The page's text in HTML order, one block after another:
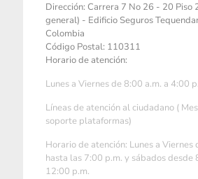
Dirección: Carrera 7 No 26 - 20 Piso
general) - Edificio Seguros
Colombia
Código Postal: 110311
Horario de atención:
Lunes a Viernes de 8:00 a.m. a 4:00
Líneas de atención al ciudadano (
soporte plataformas)
Horario de atención: Lunes a Viernes
hasta las 7:00 p.m. y sábados desde
12:00 p.m.